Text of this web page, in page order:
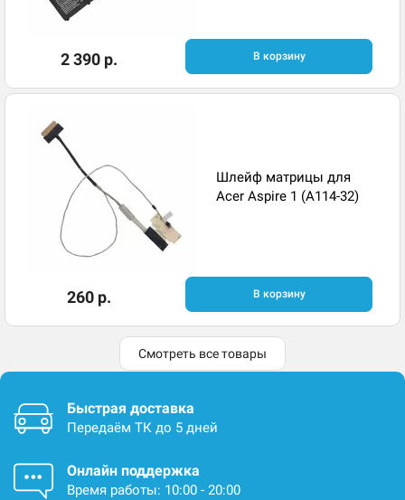
2 390 р. В корзину
Шлейф матрицы для
Acer Aspire 1 (A114-32)
260 р. В корзину
Смотреть все товары
Быстрая доставка
Передаём ТК до 5 дней
Онлайн поддержка
Время работы: 10:00 - 20:00